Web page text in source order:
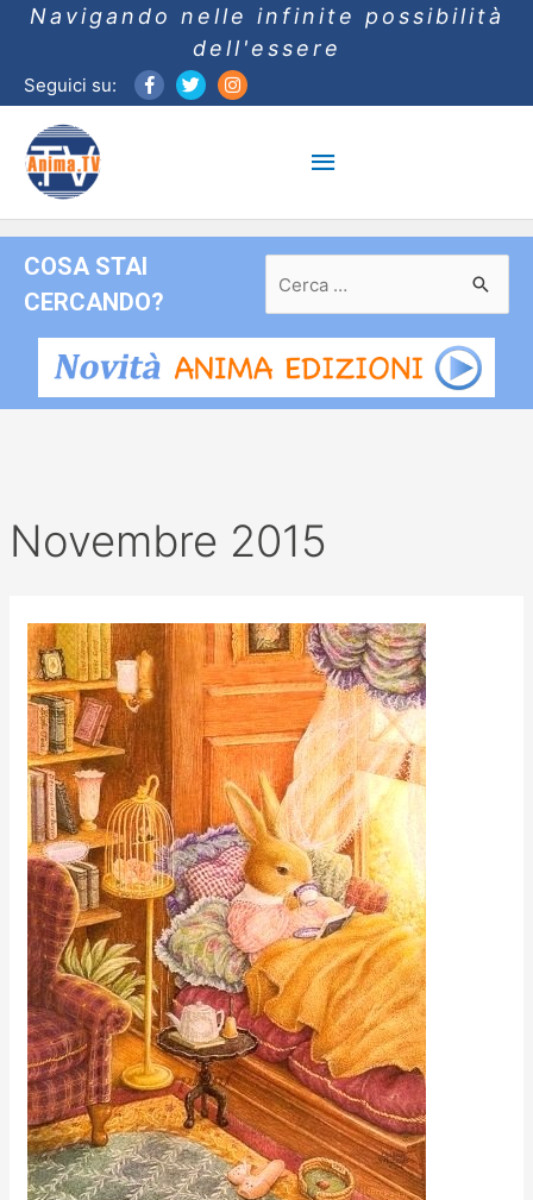
Navigando nelle infinite possibilità
dell'essere
Seguici su:
Menu
principale
COSA STAI
CERCANDO?
per:
Novembre 2015